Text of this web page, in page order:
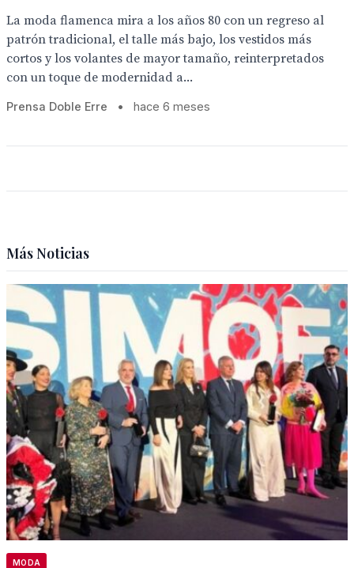
La moda flamenca mira a los años 80 con un regreso al
patrón tradicional, el talle más bajo, los vestidos más
cortos y los volantes de mayor tamaño, reinterpretados
con un toque de modernidad a...
Prensa Doble Erre • hace 6 meses
Más Noticias
MODA